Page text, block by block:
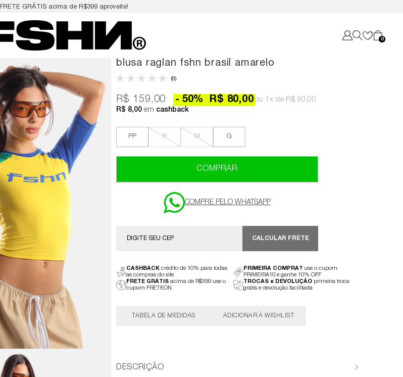
FRETE GRÁTIS acima de R$399 aproveite!
0
blusa raglan fshn brasil amarelo
(0)
R$ 159,00 R$ 80,00
50% 1x R$ 80,00
R$ 8,00 em cashback
PP P M G
COMPRAR
CALCULAR FRETE
CASHBACK crédito de 10% para todas
as compras do site
PRIMEIRA COMPRA? use o cupom
PRIMEIRA10 e ganhe 10% OFF
FRETE GRÁTIS acima de R$399 use o
cupom FRETEON
TROCAS e DEVOLUÇÃO primeira troca
grátis e devolução facilitada
TABELA DE MEDIDAS
DESCRIÇÃO